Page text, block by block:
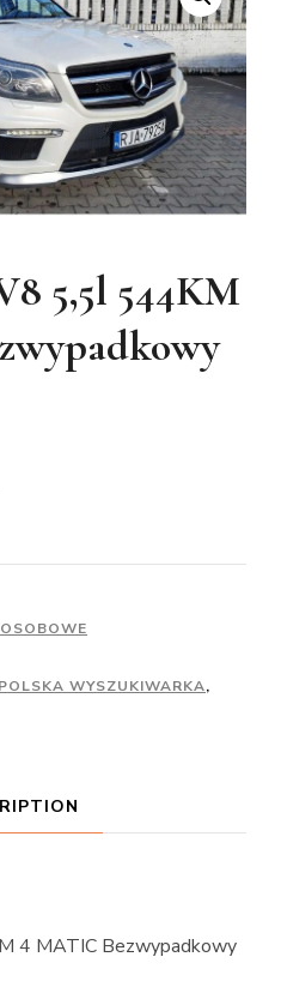
5,5l 544KM
WYSZUKIWARKA,
4 MATIC Bezwypadkowy